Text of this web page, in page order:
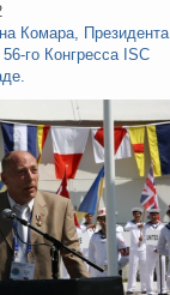
Комара, Президента
го Конгресса ISC